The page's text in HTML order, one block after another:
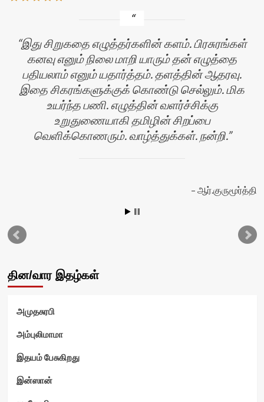
இது சிறுகதை எழுத்தர்களின் களம். பிரசுரங்கள்
கனவு எனும் நிலை மாறி யாரும் தன் எழுத்தை
பதியலாம் எனும் யதார்த்தம். தளத்தின் ஆதரவு.
இதை சிகரங்களுக்குக் கொண்டு செல்லும். மிக
உயர்ந்த பணி. எழுத்தின் வளர்ச்சிக்கு
உறுதுணையாகி தமிழின் சிறப்பை
வெளிக்கொணரும். வாழ்த்துக்கள். நன்றி.
ஆர்.குருமூர்த்தி
தின/வார இதழ்கள்
அமுதசுரபி
அம்புலிமாமா
இதயம் பேசுகிறது
இன்ஸான்